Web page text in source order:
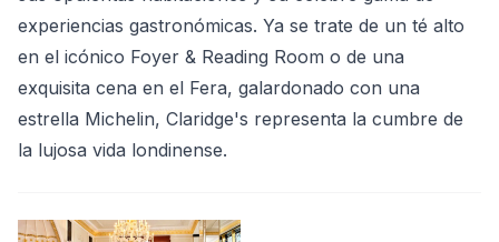
experiencias gastronómicas. Ya se trate de un té alto
en el icónico Foyer & Reading Room o de una
exquisita cena en el Fera, galardonado con una
estrella Michelin, Claridge's representa la cumbre de
la lujosa vida londinense.